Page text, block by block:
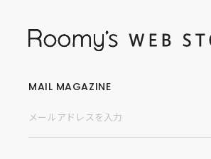
MAIL MAGAZINE